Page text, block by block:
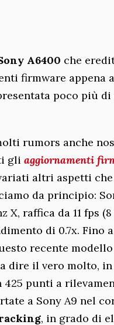
A6400 che
firmware appena
poco più di
rumors anche
gli aggiornamenti
altri aspetti
da principio:
X, raffica da 11 fps
di 0.7x. Fino
recente
a dire il vero molto,
425 punti a
a Sony A9 nel
, in grado di